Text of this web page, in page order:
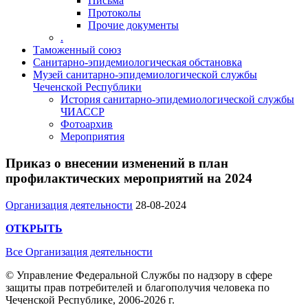
Протоколы
Прочие документы
.
Таможенный союз
Санитарно-эпидемиологическая обстановка
Музей санитарно-эпидемиологической службы
Чеченской Республики
История санитарно-эпидемиологической службы
ЧИАССР
Фотоархив
Мероприятия
Приказ о внесении изменений в план
профилактических мероприятий на 2024
Организация деятельности 28-08-2024
ОТКРЫТЬ
Все Организация деятельности
© Управление Федеральной Службы по надзору в сфере
защиты прав потребителей и благополучия человека по
Чеченской Республике, 2006-2026 г.